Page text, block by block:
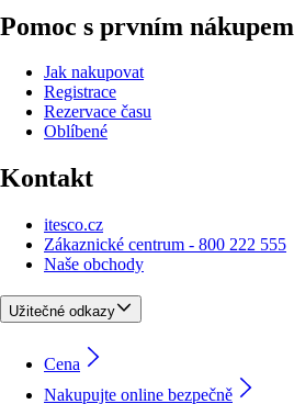
Pomoc s prvním nákupem
Jak nakupovat
Registrace
Rezervace času
Oblíbené
Kontakt
itesco.cz
Zákaznické centrum - 800 222 555
Naše obchody
Užitečné odkazy
Cena
Nakupujte online bezpečně